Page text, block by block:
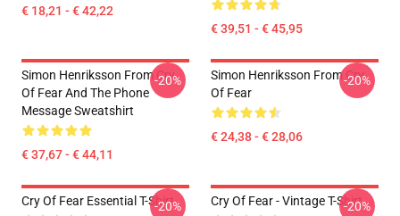
€ 18,21 - € 42,22
€ 39,51 - € 45,95
Simon Henriksson From Cry
Of Fear And The Phone
Message Sweatshirt
€ 37,67 - € 44,11
-20%
Simon Henriksson From Cry
Of Fear
€ 24,38 - € 28,06
-20%
Cry Of Fear Essential T-Shirt
-20% Cry Of Fear - Vintage T-Shirt
-20%